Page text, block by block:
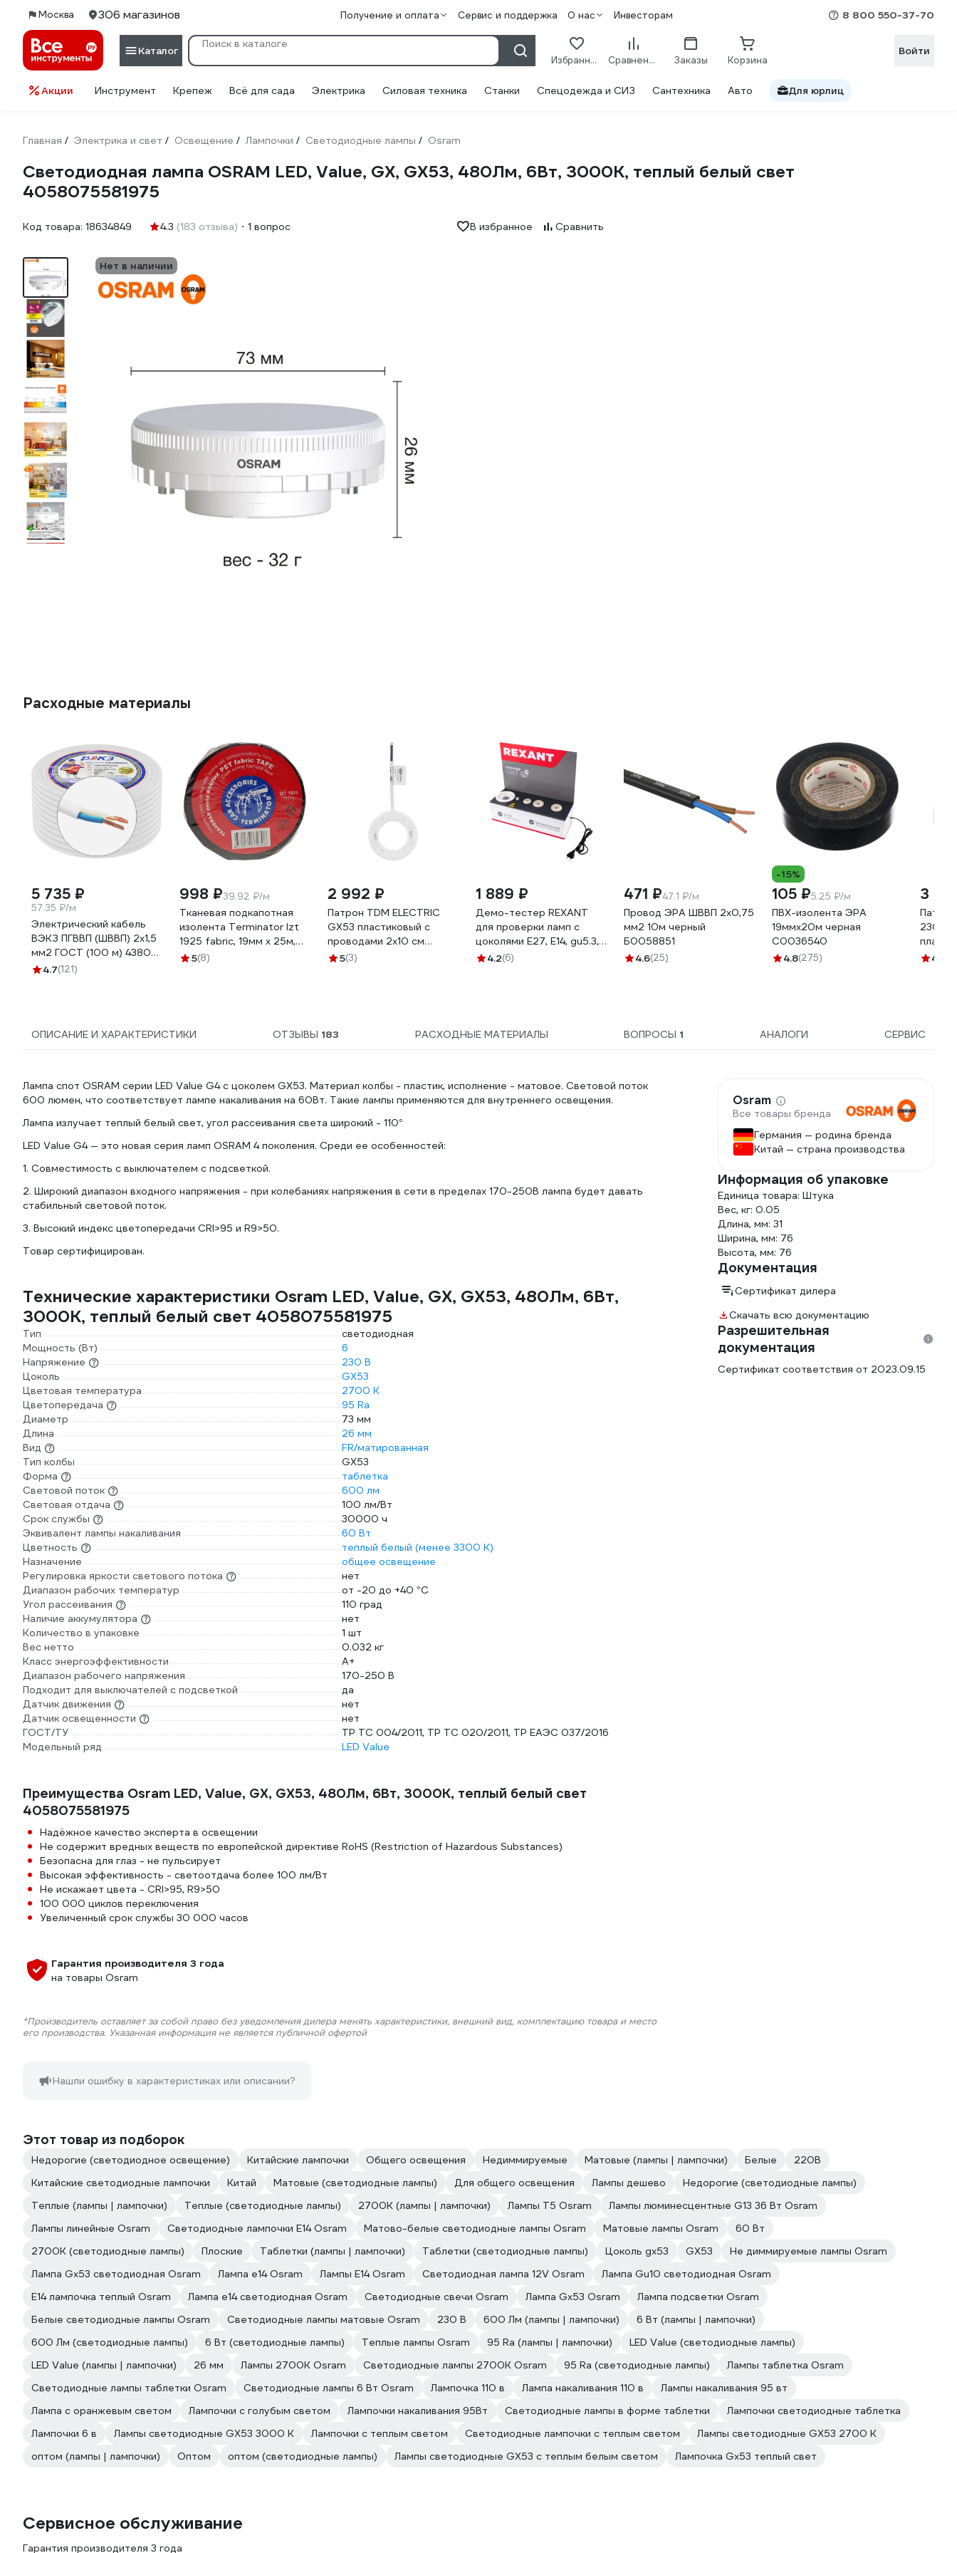
Москва 306 магазинов Получение и оплата Сервис и поддержка О нас Инвесторам 8 800 550-37-70
Каталог
Избранное Сравнение Заказы Корзина
Войти
Акции Инструмент Крепеж Всё для сада Электрика Силовая техника Станки Спецодежда и СИЗ Сантехника Авто Для юрлиц
Главная / Электрика и свет / Освещение / Лампочки / Светодиодные лампы / Osram
Светодиодная лампа OSRAM LED, Value, GX, GX53, 480Лм, 6Вт, 3000К, теплый белый свет
4058075581975
Код товара: 18634849 4.3 (183 отзыва) 1 вопрос В избранное Сравнить
Нет в наличии
Расходные материалы
5 735 ₽
57.35 ₽/м
Электрический кабель
ВЭКЗ ПГВВП (ШВВП) 2x1,5
мм2 ГОСТ (100 м) 43805
VEKZ00037
4.7(121)
998 ₽39.92 ₽/м
Тканевая подкапотная
изолента Terminator Izt
1925 fabric, 19мм х 25м,
толщина 0,25мм
5(8)
2 992 ₽
Патрон TDM ELECTRIC
GX53 пластиковый с
проводами 2х10 см
SQ0335-0100
5(3)
1 889 ₽
Демо-тестер REXANT
для проверки ламп с
цоколями Е27, Е14, gu5.3,
gx53 604-801
4.2(6)
471 ₽47.1 ₽/м
Провод ЭРА ШВВП 2x0,75
мм2 10м черный
Б0058851
4.6(25)
-15%
105 ₽5.25 ₽/м
ПВХ-изолента ЭРА
19ммх20м черная
C0036540
4.8(275)
3
Патрон
230V,
белый,
4.5
ОПИСАНИЕ И ХАРАКТЕРИСТИКИ ОТЗЫВЫ 183 РАСХОДНЫЕ МАТЕРИАЛЫ ВОПРОСЫ 1 АНАЛОГИ СЕРВИС
Лампа спот OSRAM серии LED Value G4 с цоколем GX53. Материал колбы - пластик, исполнение - матовое. Световой поток
600 люмен, что соответствует лампе накаливания на 60Вт. Такие лампы применяются для внутреннего освещения.
Лампа излучает теплый белый свет, угол рассеивания света широкий - 110°
LED Value G4 — это новая серия ламп OSRAM 4 поколения. Среди ее особенностей:
1. Совместимость с выключателем с подсветкой.
2. Широкий диапазон входного напряжения - при колебаниях напряжения в сети в пределах 170-250В лампа будет давать
стабильный световой поток.
3. Высокий индекс цветопередачи CRI>95 и R9>50.
Товар сертифицирован.
Технические характеристики Osram LED, Value, GX, GX53, 480Лм, 6Вт,
3000К, теплый белый свет 4058075581975
Тип
светодиодная
Мощность (Вт)
6
Напряжение
230 В
Цоколь
GX53
Цветовая температура
2700 К
Цветопередача
95 Ra
Диаметр
73 мм
Длина
26 мм
Вид
FR/матированная
Тип колбы
GX53
Форма
таблетка
Световой поток
600 лм
Световая отдача
100 лм/Вт
Срок службы
30000 ч
Эквивалент лампы накаливания
60 Вт
Цветность
теплый белый (менее 3300 К)
Назначение
общее освещение
Регулировка яркости светового потока
нет
Диапазон рабочих температур
от -20 до +40 °С
Угол рассеивания
110 град
Наличие аккумулятора
нет
Количество в упаковке
1 шт
Вес нетто
0.032 кг
Класс энергоэффективности
A+
Диапазон рабочего напряжения
170-250 В
Подходит для выключателей с подсветкой
да
Датчик движения
нет
Датчик освещенности
нет
ГОСТ/ТУ
ТР ТС 004/2011, ТР ТС 020/2011, ТР ЕАЭС 037/2016
Модельный ряд
LED Value
Преимущества Osram LED, Value, GX, GX53, 480Лм, 6Вт, 3000К, теплый белый свет
4058075581975
Надёжное качество эксперта в освещении
Не содержит вредных веществ по европейской директиве RoHS (Restriction of Hazardous Substances)
Безопасна для глаз - не пульсирует
Высокая эффективность - светоотдача более 100 лм/Вт
Не искажает цвета - CRI>95, R9>50
100 000 циклов переключения
Увеличенный срок службы 30 000 часов
Гарантия производителя 3 года
на товары Osram
*Производитель оставляет за собой право без уведомления дилера менять характеристики, внешний вид, комплектацию товара и место
его производства. Указанная информация не является публичной офертой
Нашли ошибку в характеристиках или описании?
Osram
Все товары бренда
Германия — родина бренда
Китай — страна производства
Информация об упаковке
Единица товара: Штука
Вес, кг: 0.05
Длина, мм: 31
Ширина, мм: 76
Высота, мм: 76
Документация
Сертификат дилера
Скачать всю документацию
Разрешительная
документация
Сертификат соответствия от 2023.09.15
Этот товар из подборок
Недорогие (светодиодное освещение) Китайские лампочки Общего освещения Недиммируемые Матовые (лампы | лампочки) Белые
220В
Китайские светодиодные лампочки
Китай Матовые (светодиодные лампы) Для общего освещения Лампы дешево
Недорогие (светодиодные лампы)
Теплые (лампы | лампочки)
Теплые (светодиодные лампы) 2700К (лампы | лампочки) Лампы T5 Osram
Лампы люминесцентные G13 36 Вт Osram
Лампы линейные Osram
Светодиодные лампочки E14 Osram Матово-белые светодиодные лампы Osram Матовые лампы Osram
60 Вт
2700К (светодиодные лампы)
Плоские Таблетки (лампы | лампочки) Таблетки (светодиодные лампы) Цоколь gx53 GX53
Не диммируемые лампы Osram
Лампа Gx53 светодиодная Osram
Лампа е14 Osram Лампы E14 Osram Светодиодная лампа 12V Osram
Лампа Gu10 светодиодная Osram
E14 лампочка теплый Osram
Лампа е14 светодиодная Osram Светодиодные свечи Osram Лампа Gx53 Osram
Лампа подсветки Osram
Белые светодиодные лампы Osram
Светодиодные лампы матовые Osram 230 В 600 Лм (лампы | лампочки)
6 Вт (лампы | лампочки)
600 Лм (светодиодные лампы)
6 Вт (светодиодные лампы) Теплые лампы Osram 95 Ra (лампы | лампочки)
LED Value (светодиодные лампы)
LED Value (лампы | лампочки)
26 мм Лампы 2700К Osram Светодиодные лампы 2700K Osram 95 Ra (светодиодные лампы)
Лампы таблетка Osram
Светодиодные лампы таблетки Osram
Светодиодные лампы 6 Вт Osram Лампочка 110 в Лампа накаливания 110 в
Лампы накаливания 95 вт
Лампа с оранжевым светом
Лампочки с голубым светом Лампочки накаливания 95Вт Светодиодные лампы в форме таблетки
Лампочки светодиодные таблетка
Лампочки 6 в
Лампы светодиодные GX53 3000 К Лампочки с теплым светом Светодиодные лампочки с теплым светом
Лампы светодиодные GX53 2700 К
оптом (лампы | лампочки)
Оптом оптом (светодиодные лампы) Лампы светодиодные GX53 с теплым белым светом Лампочка Gx53 теплый свет
Сервисное обслуживание
Гарантия производителя 3 года